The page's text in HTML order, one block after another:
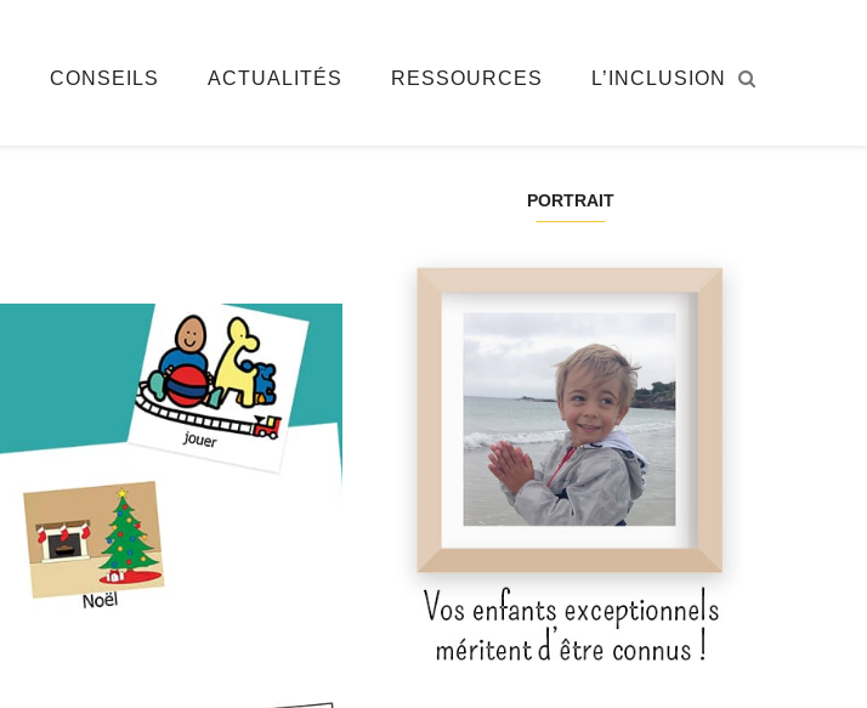
CONSEILS ACTUALITÉS RESSOURCES L’INCLUSION
PORTRAIT